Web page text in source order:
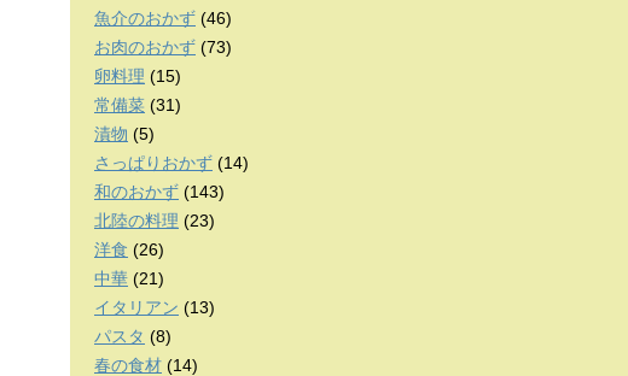
魚介のおかず (46)
お肉のおかず (73)
卵料理 (15)
常備菜 (31)
漬物 (5)
さっぱりおかず (14)
和のおかず (143)
北陸の料理 (23)
洋食 (26)
中華 (21)
イタリアン (13)
パスタ (8)
春の食材 (14)